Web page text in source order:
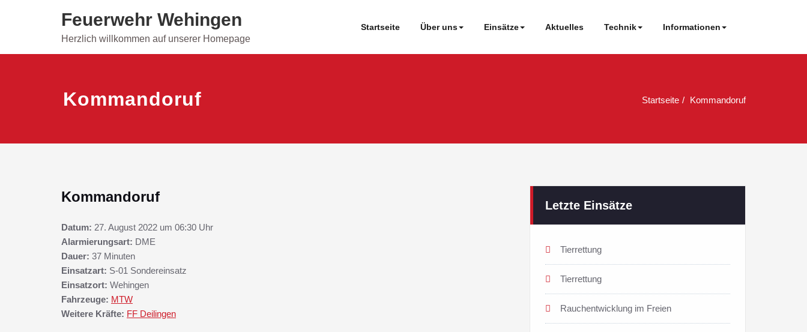
Feuerwehr Wehingen
Herzlich willkommen auf unserer Homepage
Startseite Über uns Einsätze Aktuelles Technik Informationen
Kommandoruf Startseite Kommandoruf
Kommandoruf
Datum: 27. August 2022 um 06:30 Uhr
Alarmierungsart: DME
Dauer: 37 Minuten
Einsatzart: S-01 Sondereinsatz
Einsatzort: Wehingen
Fahrzeuge: MTW
Weitere Kräfte: FF Deilingen
Letzte Einsätze
Tierrettung
Tierrettung
Rauchentwicklung im Freien